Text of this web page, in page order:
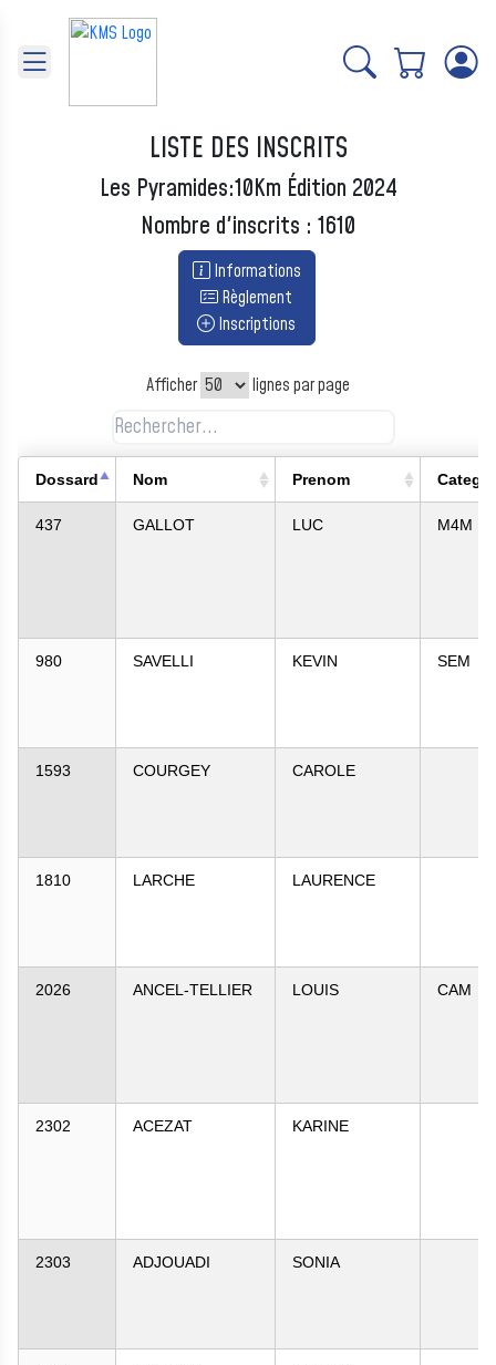
LISTE DES INSCRITS
Les Pyramides:10Km Édition 2024
Nombre d'inscrits : 1610
Informations
Règlement
Inscriptions
Afficher lignes par page
Dossard Nom Prenom Categ
437 GALLOT LUC M4M
980 SAVELLI KEVIN SEM
1593 COURGEY CAROLE
1810 LARCHE LAURENCE
2026 ANCEL-TELLIER LOUIS CAM
2302 ACEZAT KARINE
2303 ADJOUADI SONIA
Panneau de gestion des cookies